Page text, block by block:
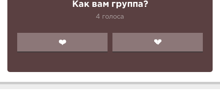
Как вам группа?
4 голоса
❤️ 💔